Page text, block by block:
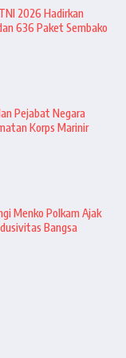
2026 Hadirkan
636 Paket Sembako
Pejabat Negara
Korps Marinir
Menko Polkam Ajak
Bangsa